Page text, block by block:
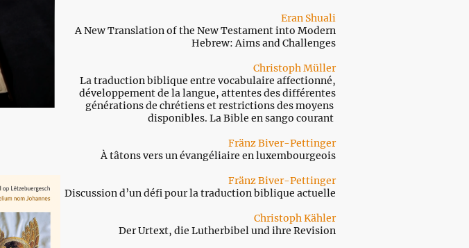
Eran Shuali
A New Translation of the New Testament into Modern
Hebrew: Aims and Challenges
Christoph Müller
La traduction biblique entre vocabulaire affectionné,
développement de la langue, attentes des différentes
générations de chrétiens et restrictions des moyens
disponibles. La Bible en sango courant
Fränz Biver-Pettinger
À tâtons vers un évangéliaire en luxembourgeois
Fränz Biver-Pettinger
Discussion d’un défi pour la traduction biblique actuelle
Christoph Kähler
Der Urtext, die Lutherbibel und ihre Revision